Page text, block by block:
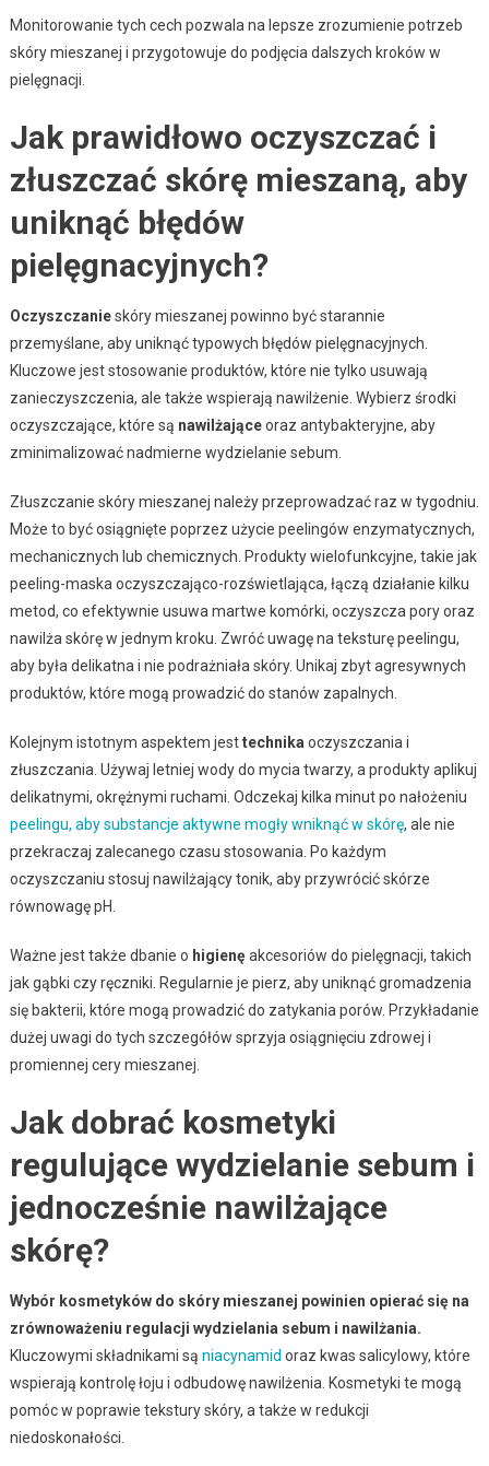
Monitorowanie tych cech pozwala na lepsze zrozumienie potrzeb
skóry mieszanej i przygotowuje do podjęcia dalszych kroków w
pielęgnacji.
Jak prawidłowo oczyszczać i
złuszczać skórę mieszaną, aby
uniknąć błędów
pielęgnacyjnych?
Oczyszczanieskóry mieszanej powinno być starannie
przemyślane, aby uniknąć typowych błędów pielęgnacyjnych.
Kluczowe jest stosowanie produktów, które nie tylko usuwają
zanieczyszczenia, ale także wspierają nawilżenie. Wybierz środki
oczyszczające, które są nawilżająceoraz antybakteryjne, aby
zminimalizować nadmierne wydzielanie sebum.
Złuszczanie skóry mieszanej należy przeprowadzać raz w tygodniu.
Może to być osiągnięte poprzez użycie peelingów enzymatycznych,
mechanicznych lub chemicznych. Produkty wielofunkcyjne, takie jak
peeling-maska oczyszczająco-rozświetlająca, łączą działanie kilku
metod, co efektywnie usuwa martwe komórki, oczyszcza pory oraz
nawilża skórę w jednym kroku. Zwróć uwagę na teksturę peelingu,
aby była delikatna i nie podrażniała skóry. Unikaj zbyt agresywnych
produktów, które mogą prowadzić do stanów zapalnych.
Kolejnym istotnym aspektem jesttechnika oczyszczania i
złuszczania. Używaj letniej wody do mycia twarzy, a produkty aplikuj
delikatnymi, okrężnymi ruchami. Odczekaj kilka minut po nałożeniu
peelingu, aby substancje aktywne mogły wniknąć w skórę, ale nie
przekraczaj zalecanego czasu stosowania. Po każdym
oczyszczaniu stosuj nawilżający tonik, aby przywrócić skórze
równowagę pH.
Ważne jest także dbanie o higienęakcesoriów do pielęgnacji, takich
jak gąbki czy ręczniki. Regularnie je pierz, aby uniknąć gromadzenia
się bakterii, które mogą prowadzić do zatykania porów. Przykładanie
dużej uwagi do tych szczegółów sprzyja osiągnięciu zdrowej i
promiennej cery mieszanej.
Jak dobrać kosmetyki
regulujące wydzielanie sebum i
jednocześnie nawilżające
skórę?
Wybór kosmetyków do skóry mieszanej powinien opierać się na
zrównoważeniu regulacji wydzielania sebum i nawilżania.
Kluczowymi składnikami są niacynamid oraz kwas salicylowy, które
wspierają kontrolę łoju i odbudowę nawilżenia. Kosmetyki te mogą
pomóc w poprawie tekstury skóry, a także w redukcji
niedoskonałości.